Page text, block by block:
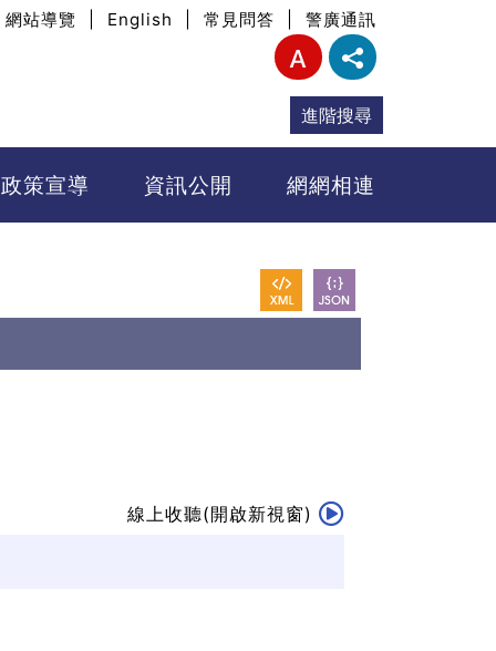
網站導覽 English 常見問答 警廣通訊
進階搜尋
政策宣導 資訊公開 網網相連
線上收聽(開啟新視窗)